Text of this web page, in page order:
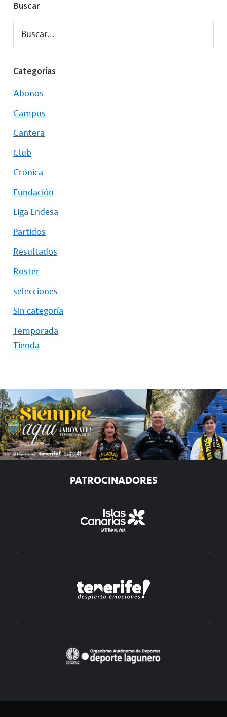
Buscar
Buscar...
Categorías
Abonos
Campus
Cantera
Club
Crónica
Fundación
Liga Endesa
Partidos
Resultados
Roster
selecciones
Sin categoría
Temporada
Tienda
PATROCINADORES